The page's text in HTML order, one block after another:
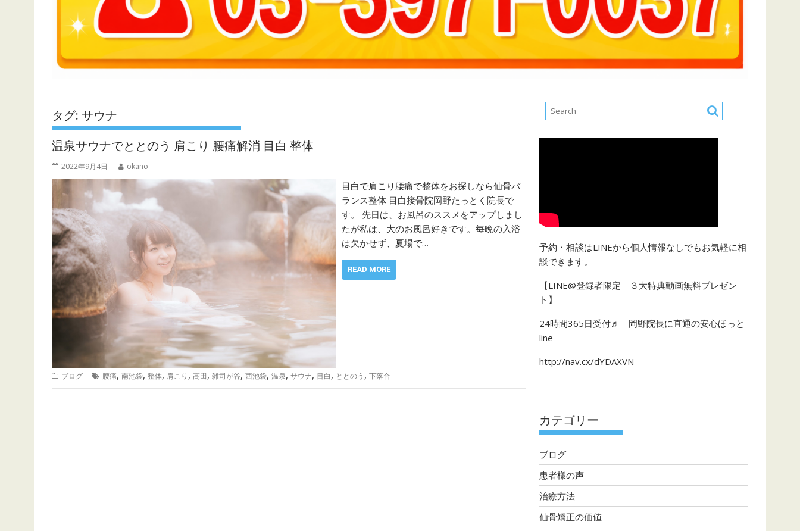
タグ: サウナ
温泉サウナでととのう 肩こり 腰痛解消 目白 整体
2022年9月4日 okano
目白で肩こり腰痛で整体をお探しなら仙骨バ
ランス整体 目白接骨院岡野たっとく院長で
す。 先日は、お風呂のススメをアップしまし
たが私は、大のお風呂好きです。毎晩の入浴
は欠かせず、夏場で…
READ MORE
ブログ 腰痛, 南池袋, 整体, 肩こり , 高田, 雑司が谷, 西池袋, 温泉, サウナ, 目白, ととのう , 下落合
予約・相談はLINEから個人情報なしでもお気軽に相
談できます。
【LINE@登録者限定 ３大特典動画無料プレゼン
ト】
24時間365日受付♬ 岡野院長に直通の安心ほっと
line
http://nav.cx/dYDAXVN
カテゴリー
ブログ
患者様の声
治療方法
仙骨矯正の価値